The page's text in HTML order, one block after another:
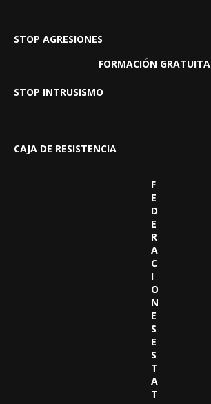
STOP AGRESIONES
FORMACIÓN GRATUITA
STOP INTRUSISMO
CAJA DE RESISTENCIA
F
E
D
E
R
A
C
I
O
N
E
S
E
S
T
A
T